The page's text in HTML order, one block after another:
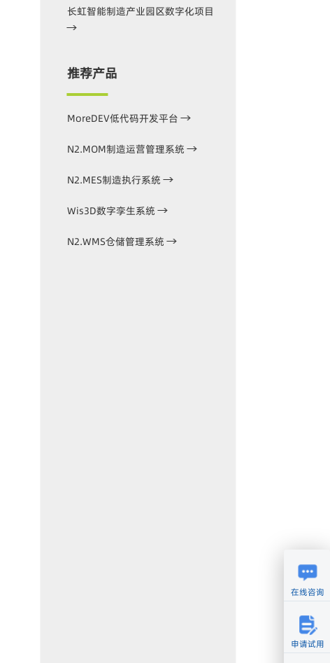
在线咨询
申请试用
长虹智能制造产业园区数字化项目
推荐产品
MoreDEV低代码开发平台
N2.MOM制造运营管理系统
N2.MES制造执行系统
Wis3D数字孪生系统
N2.WMS仓储管理系统